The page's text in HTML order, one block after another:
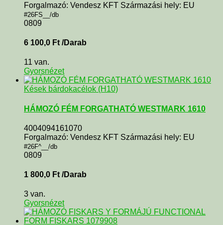
Forgalmazó: Vendesz KFT Származási hely: EU
#26FS__/db
0809
6 100,0 Ft /Darab
11 van.
Gyorsnézet
Kések bárdokacélok (H10)
HÁMOZÓ FÉM FORGATHATÓ WESTMARK 1610
4004094161070
Forgalmazó: Vendesz KFT Származási hely: EU
#26F^__/db
0809
1 800,0 Ft /Darab
3 van.
Gyorsnézet